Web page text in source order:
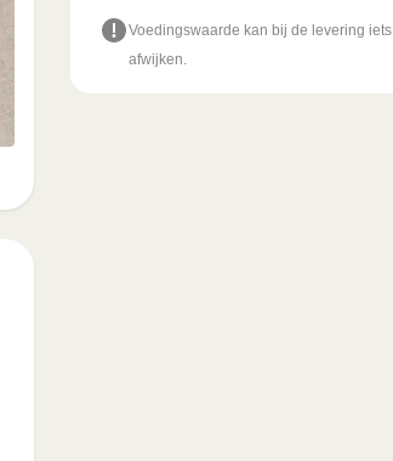
Voedingswaarde kan bij de levering iets
afwijken.